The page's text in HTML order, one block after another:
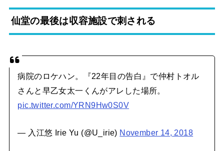
仙堂の最後は収容施設で刺される
病院のロケハン。『22年目の告白』で仲村トオル
さんと早乙女太一くんがアレした場所。
pic.twitter.com/YRN9Hw0S0V
— 入江悠 Irie Yu (@U_irie) November 14, 2018